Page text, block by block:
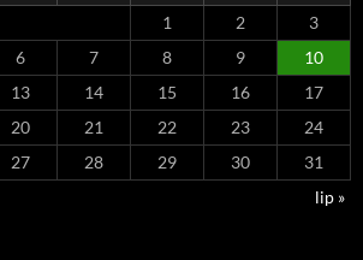
1
2
3
6 7 8 9
10
13 14 15 16
17
20 21 22 23
24
27 28 29 30
31
lip »